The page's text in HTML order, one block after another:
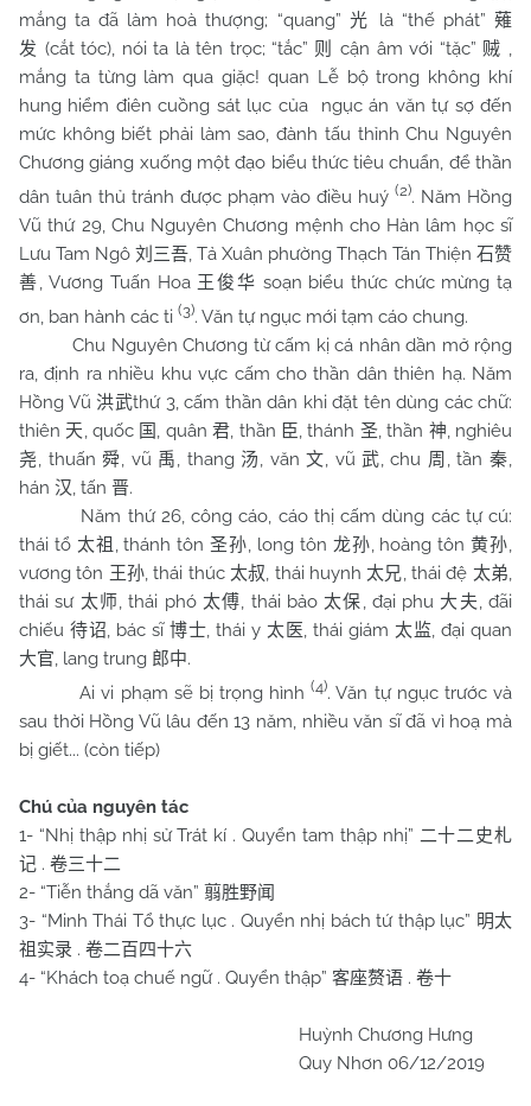
mắng ta đã làm hoà thượng; “quang” 光 là “thế phát”薙
发 (cắt tóc), nói ta là tên trọc; “tắc” 则 cận âm với “tặc” 贼 ,
mắng ta từng làm qua giặc! quan Lễ bộ trong không khí
hung hiểm điên cuồng sát lục của ngục án văn tự sợ đến
mức không biết phải làm sao, đành tấu thỉnh Chu Nguyên
Chương giáng xuống một đạo biểu thức tiêu chuẩn, để thần
dân tuân thủ tránh được phạm vào điều huý (2). Năm Hồng
Vũ thứ 29, Chu Nguyên Chương mệnh cho Hàn lâm học sĩ
Lưu Tam Ngô 刘三吾, Tả Xuân phường Thạch Tán Thiện 石赞
善, Vương Tuấn Hoa 王俊华 soạn biểu thức chức mừng tạ
ơn, ban hành các ti (3). Văn tự ngục mới tạm cáo chung.
Chu Nguyên Chương từ cấm kị cá nhân dần mở rộng
ra, định ra nhiều khu vực cấm cho thần dân thiên hạ. Năm
Hồng Vũ 洪武thứ 3, cấm thần dân khi đặt tên dùng các chữ:
thiên 天, quốc 国 , quân 君, thần 臣, thánh 圣, thần 神, nghiêu
尧, thuấn 舜, vũ 禹, thang 汤, văn 文, vũ 武, chu 周 , tần 秦,
hán 汉, tấn 晋.
Năm thứ 26, công cáo, cáo thị cấm dùng các tự cú:
thái tổ 太祖 , thánh tôn圣孙, long tôn 龙孙, hoàng tôn黄孙,
vương tôn 王孙, thái thúc 太叔, thái huynh 太兄, thái đệ 太弟,
thái sư 太师, thái phó 太傅, thái bảo 太保, đại phu 大夫, đãi
chiếu 待诏, bác sĩ 博士, thái y 太医, thái giám 太监, đại quan
大官, lang trung 郎中.
Ai vi phạm sẽ bị trọng hình(4). Văn tự ngục trước và
sau thời Hồng Vũ lâu đến 13 năm, nhiều văn sĩ đã vì hoạ mà
bị giết... (còn tiếp)
Chú của nguyên tác
1- “Nhị thập nhị sử Trát kí . Quyển tam thập nhị” 二十二史札
记 . 卷三十二
2- “Tiễn thắng dã văn” 翦胜野闻
3- “Minh Thái Tổ thực lục . Quyển nhị bách tứ thập lục” 明太
祖实录 . 卷二百四十六
4- “Khách toạ chuế ngữ . Quyển thập” 客座赘语 . 卷十
Huỳnh Chương Hưng
Quy Nhơn 06/12/2019